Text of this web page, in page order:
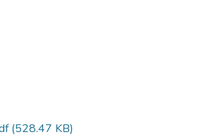
(528.47 KB)